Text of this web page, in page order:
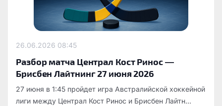
26.06.2026 08:45
Разбор матча Централ Кост Ринос —
Брисбен Лайтнинг 27 июня 2026
27 июня в 1:45 пройдет игра Австралийской хоккейной
лиги между Централ Кост Ринос и Брисбен Лайтн...